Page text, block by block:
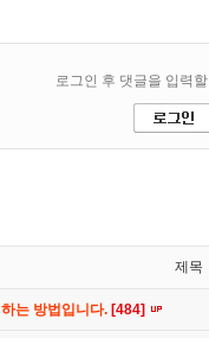
제목
는 방법입니다. [484]